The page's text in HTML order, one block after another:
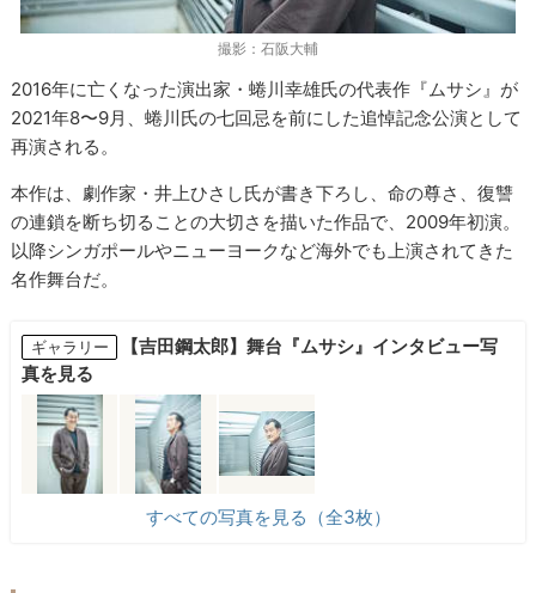
撮影：石阪大輔
2016年に亡くなった演出家・蜷川幸雄氏の代表作『ムサシ』が
2021年8〜9月、蜷川氏の七回忌を前にした追悼記念公演として
再演される。
本作は、劇作家・井上ひさし氏が書き下ろし、命の尊さ、復讐
の連鎖を断ち切ることの大切さを描いた作品で、2009年初演。
以降シンガポールやニューヨークなど海外でも上演されてきた
名作舞台だ。
ギャラリー
【吉田鋼太郎】舞台『ムサシ』インタビュー写
真を見る
すべての写真を見る（全3枚）